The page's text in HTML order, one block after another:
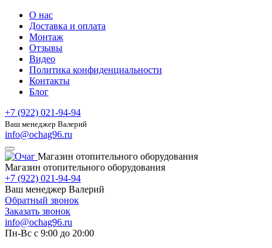
О нас
Доставка и оплата
Монтаж
Отзывы
Видео
Политика конфиденциальности
Контакты
Блог
+7 (922) 021-94-94
Ваш менеджер Валерий
info@ochag96.ru
Магазин отопительного оборудования
Магазин отопительного оборудования
+7 (922) 021-94-94
Ваш менеджер Валерий
Обратный звонок
Заказать звонок
info@ochag96.ru
Пн-Вс с 9:00 до 20:00